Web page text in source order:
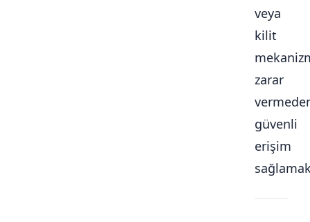
veya
kilit
zarar
güvenli
erişim